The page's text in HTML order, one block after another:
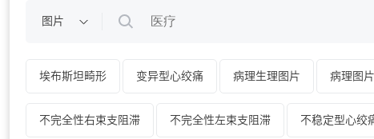
图片
埃布斯坦畸形 变异型心绞痛 病理生理图片 病理图片
不完全性右束支阻滞 不完全性左束支阻滞 不稳定型心绞